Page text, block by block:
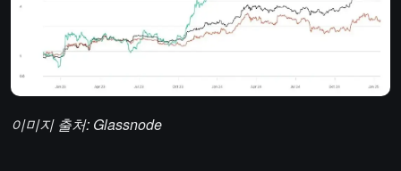
이미지 출처: Glassnode